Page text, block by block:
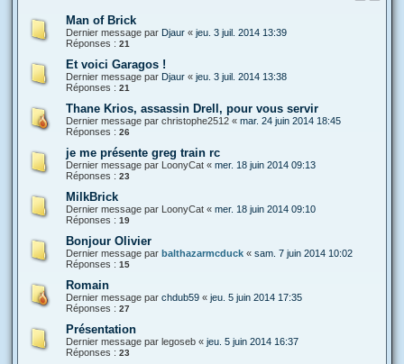
Man of Brick
Dernier message par Djaur « jeu. 3 juil. 2014 13:39
Réponses : 21
Et voici Garagos !
Dernier message par Djaur « jeu. 3 juil. 2014 13:38
Réponses : 21
Thane Krios, assassin Drell, pour vous servir
Dernier message par christophe2512 « mar. 24 juin 2014 18:45
Réponses : 26
je me présente greg train rc
Dernier message par LoonyCat « mer. 18 juin 2014 09:13
Réponses : 23
MilkBrick
Dernier message par LoonyCat « mer. 18 juin 2014 09:10
Réponses : 19
Bonjour Olivier
Dernier message par balthazarmcduck « sam. 7 juin 2014 10:02
Réponses : 15
Romain
Dernier message par chdub59 « jeu. 5 juin 2014 17:35
Réponses : 27
Présentation
Dernier message par legoseb « jeu. 5 juin 2014 16:37
Réponses : 23